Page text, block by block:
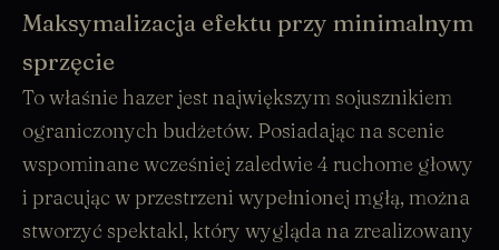
Maksymalizacja efektu przy minimalnym
sprzęcie
To właśnie hazer jest największym sojusznikiem
ograniczonych budżetów. Posiadając na scenie
wspominane wcześniej zaledwie 4 ruchome głowy
i pracując w przestrzeni wypełnionej mgłą, można
stworzyć spektakl, który wygląda na zrealizowany